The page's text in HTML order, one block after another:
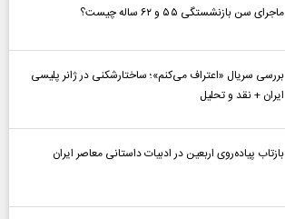
ماجرای سن بازنشستگی ۵۵ و ۶۲ ساله چیست؟
بررسی سریال «اعتراف می‌کنم»؛ ساختارشکنی در ژانر پلیسی
ایران + نقد و تحلیل
بازتاب پیاده‌روی اربعین در ادبیات داستانی معاصر ایران